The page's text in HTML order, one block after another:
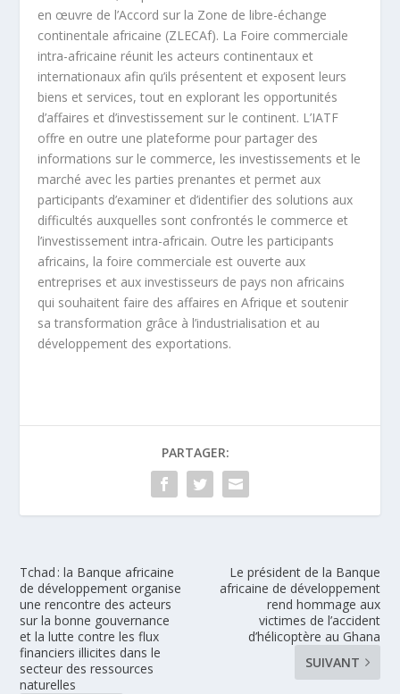
en œuvre de l’Accord sur la Zone de libre-échange
continentale africaine (ZLECAf). La Foire commerciale
intra-africaine réunit les acteurs continentaux et
internationaux afin qu’ils présentent et exposent leurs
biens et services, tout en explorant les opportunités
d’affaires et d’investissement sur le continent. L’IATF
offre en outre une plateforme pour partager des
informations sur le commerce, les investissements et le
marché avec les parties prenantes et permet aux
participants d’examiner et d’identifier des solutions aux
difficultés auxquelles sont confrontés le commerce et
l’investissement intra-africain. Outre les participants
africains, la foire commerciale est ouverte aux
entreprises et aux investisseurs de pays non africains
qui souhaitent faire des affaires en Afrique et soutenir
sa transformation grâce à l’industrialisation et au
développement des exportations.
PARTAGER:
Tchad : la Banque africaine
de développement organise
une rencontre des acteurs
sur la bonne gouvernance
et la lutte contre les flux
financiers illicites dans le
secteur des ressources
naturelles
Le président de la Banque
africaine de développement
rend hommage aux
victimes de l’accident
d’hélicoptère au Ghana
SUIVANT